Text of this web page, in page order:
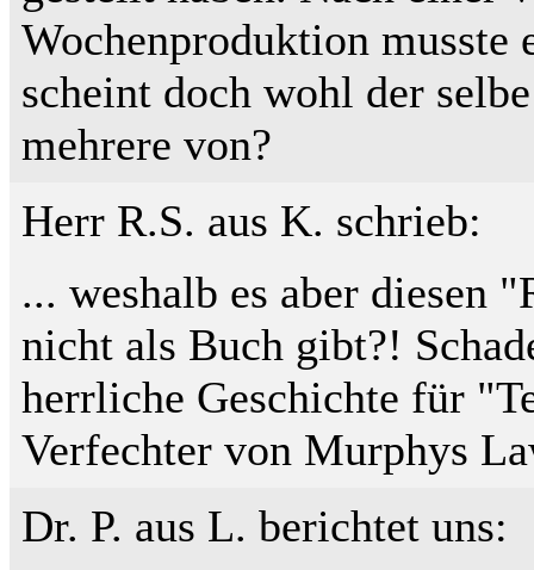
Wochenproduktion musste
scheint doch wohl der
mehrere von?
Herr R.S. aus K. schrieb:
... weshalb es aber diesen
nicht als Buch gibt?!
herrliche Geschichte für
Verfechter von Murphys
Dr. P. aus L. berichtet uns: